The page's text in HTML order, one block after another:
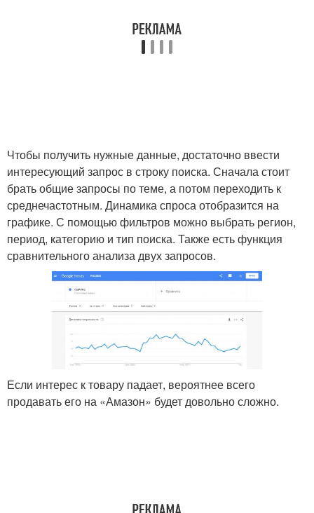
Чтобы получить нужные данные, достаточно ввести
интересующий запрос в строку поиска. Сначала стоит
брать общие запросы по теме, а потом переходить к
среднечастотным. Динамика спроса отобразится на
графике. С помощью фильтров можно выбрать регион,
период, категорию и тип поиска. Также есть функция
сравнительного анализа двух запросов.
Если интерес к товару падает, вероятнее всего
продавать его на «Амазон» будет довольно сложно.